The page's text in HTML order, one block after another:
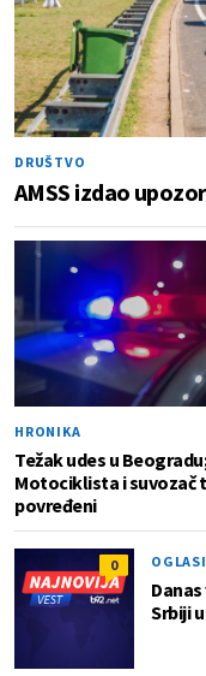
DRUŠTVO
AMSS izdao
HRONIKA
Težak udes u
Motociklista i suvozač
povređeni
0
Srbiji